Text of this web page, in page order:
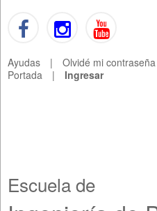
Ayudas | Olvidé mi contraseña
Portada
| Ingresar
Escuela de